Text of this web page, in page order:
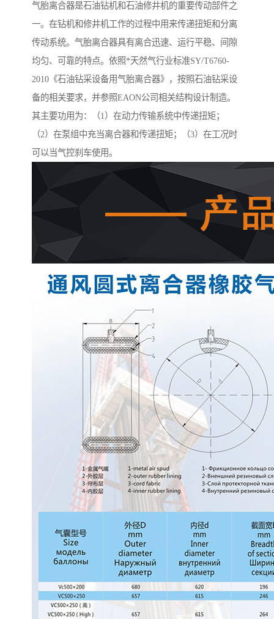
气胎离合器是石油钻机和石油修井机的重要传动部件之
一。在钻机和修井机工作的过程中用来传递扭矩和分离
传动系统。气胎离合器具有离合迅速、运行平稳、间隙
均匀、可靠的特点。依照*天然气行业标准SY/T6760-
2010《石油钻采设备用气胎离合器》，按照石油钻采设
备的相关要求，并参照EAON公司相关结构设计制造。
其主要功用为：（1）在动力传输系统中传递扭矩；
（2）在泵组中充当离合器和传递扭矩；（3）在工况时
可以当气控刹车使用。